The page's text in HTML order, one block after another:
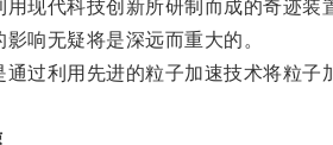
代科技创新所研制而成的奇迹装
响无疑将是深远而重大的。
利用先进的粒子加速技术将粒子